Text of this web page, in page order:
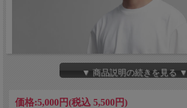
▼ 商品説明の続きを見る ▼
価格:5,000円(税込 5,500円)